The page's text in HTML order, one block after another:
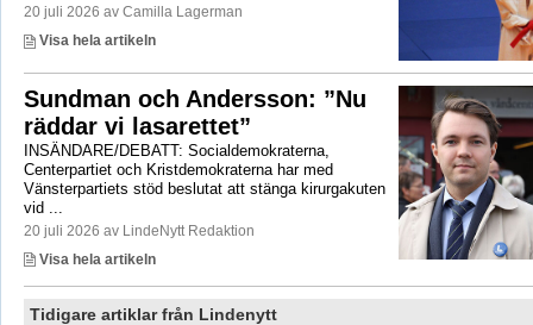
20 juli 2026 av Camilla Lagerman
Visa hela artikeln
Sundman och Andersson: ”Nu
räddar vi lasarettet”
INSÄNDARE/DEBATT: Socialdemokraterna,
Centerpartiet och Kristdemokraterna har med
Vänsterpartiets stöd beslutat att stänga kirurgakuten
vid ...
20 juli 2026 av LindeNytt Redaktion
Visa hela artikeln
Tidigare artiklar från Lindenytt